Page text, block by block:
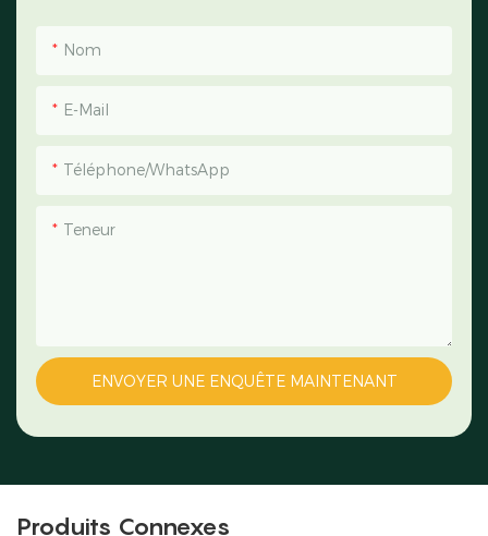
Nom
E-Mail
Téléphone/WhatsApp
Teneur
ENVOYER UNE ENQUÊTE MAINTENANT
Produits Connexes